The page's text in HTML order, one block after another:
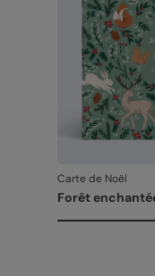
Carte de Noël
Forêt